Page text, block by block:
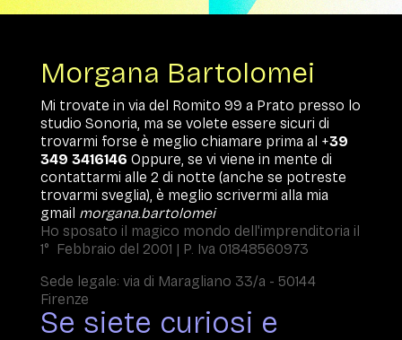
Morgana Bartolomei
Mi trovate in via del Romito 99 a Prato presso lo
studio Sonoria, ma se volete essere sicuri di
trovarmi forse è meglio chiamare prima al +39
349 3416146 Oppure, se vi viene in mente di
contattarmi alle 2 di notte (anche se potreste
trovarmi sveglia), è meglio scrivermi alla mia
gmail morgana.bartolomei
Ho sposato il magico mondo dell'imprenditoria il
1° Febbraio del 2001 | P. Iva 01848560973
Sede legale: via di Maragliano 33/a - 50144
Firenze
Se siete curiosi e